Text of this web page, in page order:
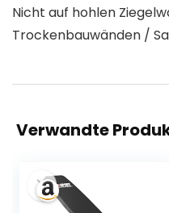
Nicht auf hohlen
Trockenbauwänden /
Verwandte